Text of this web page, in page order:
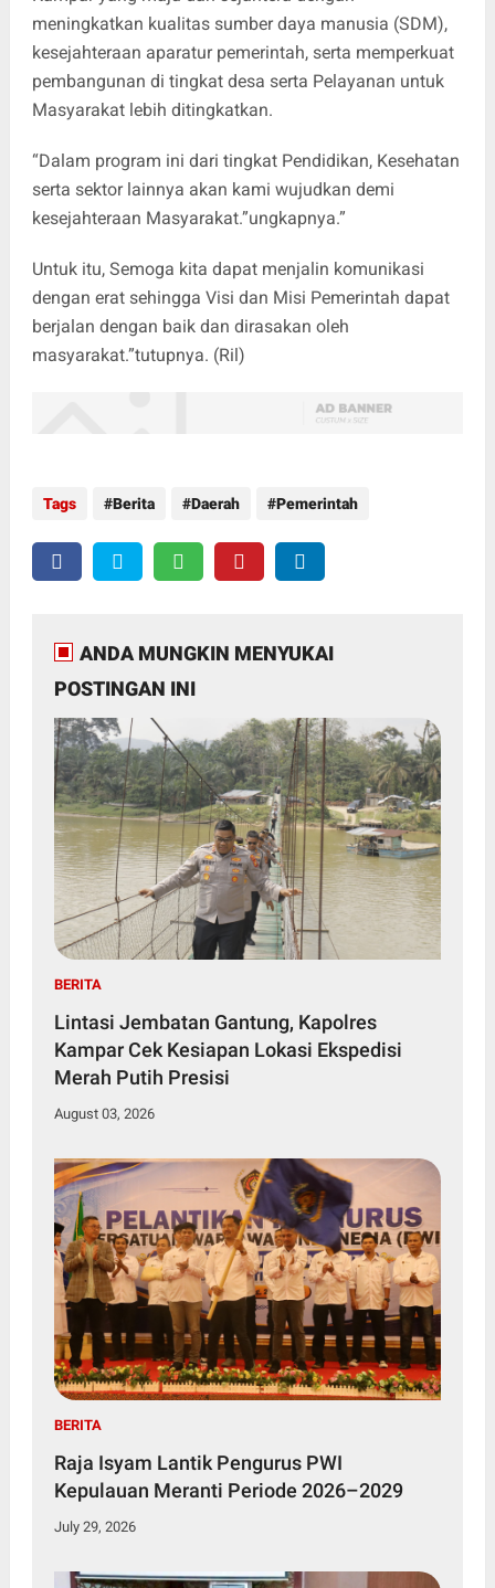
meningkatkan kualitas sumber daya manusia (SDM),
kesejahteraan aparatur pemerintah, serta memperkuat
pembangunan di tingkat desa serta Pelayanan untuk
Masyarakat lebih ditingkatkan.
“Dalam program ini dari tingkat Pendidikan, Kesehatan
serta sektor lainnya akan kami wujudkan demi
kesejahteraan Masyarakat.”ungkapnya.”
Untuk itu, Semoga kita dapat menjalin komunikasi
dengan erat sehingga Visi dan Misi Pemerintah dapat
berjalan dengan baik dan dirasakan oleh
masyarakat.”tutupnya. (Ril)
Tags Berita Daerah Pemerintah
ANDA MUNGKIN MENYUKAI
POSTINGAN INI
BERITA
Lintasi Jembatan Gantung, Kapolres
Kampar Cek Kesiapan Lokasi Ekspedisi
Merah Putih Presisi
August 03, 2026
BERITA
Raja Isyam Lantik Pengurus PWI
Kepulauan Meranti Periode 2026–2029
July 29, 2026